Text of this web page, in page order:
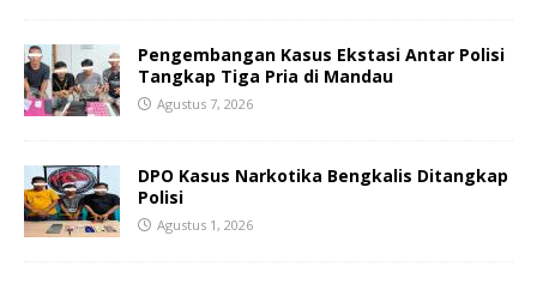
Pengembangan Kasus Ekstasi Antar Polisi
Tangkap Tiga Pria di Mandau
Agustus 7, 2026
DPO Kasus Narkotika Bengkalis Ditangkap
Polisi
Agustus 1, 2026